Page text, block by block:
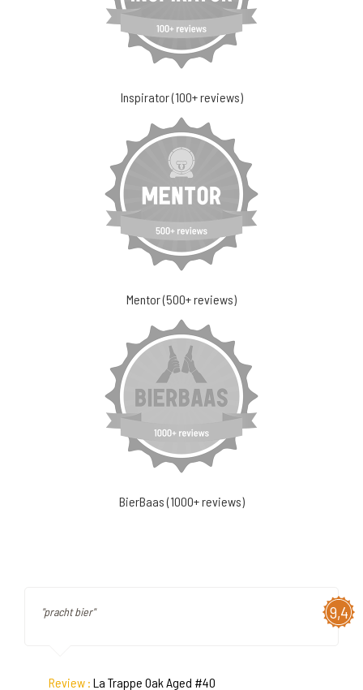
Inspirator (100+ reviews)
Mentor (500+ reviews)
BierBaas (1000+ reviews)
9,4
"pracht bier"
Review : La Trappe Oak Aged #40